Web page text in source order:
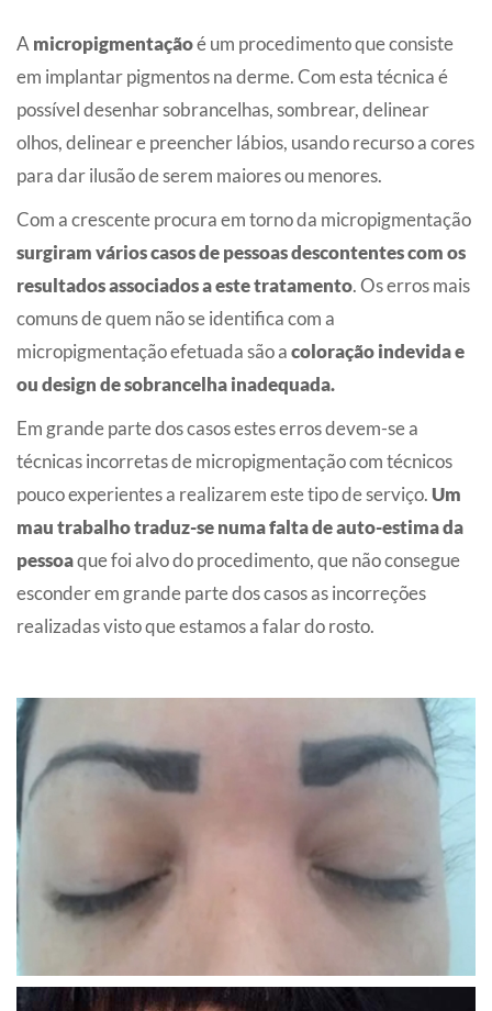
Amicropigmentaçãoé um procedimento que consiste
em implantar pigmentos na derme. Com esta técnica é
possível desenhar sobrancelhas, sombrear, delinear
olhos, delinear e preencher lábios, usando recurso a cores
para dar ilusão de serem maiores ou menores.
Com a crescente procura em torno da micropigmentação
surgiram vários casos de pessoas descontentes com os
resultados associados a este tratamento. Os erros mais
comuns de quem não se identifica com a
micropigmentação efetuada são acoloração indevida e
ou design de sobrancelha inadequada.
Em grande parte dos casos estes erros devem-se a
técnicas incorretas de micropigmentação com técnicos
pouco experientes a realizarem este tipo de serviço.Um
mau trabalho traduz-se numa falta de auto-estima da
pessoaque foi alvo do procedimento, que não consegue
esconder em grande parte dos casos as incorreções
realizadas visto que estamos a falar do rosto.